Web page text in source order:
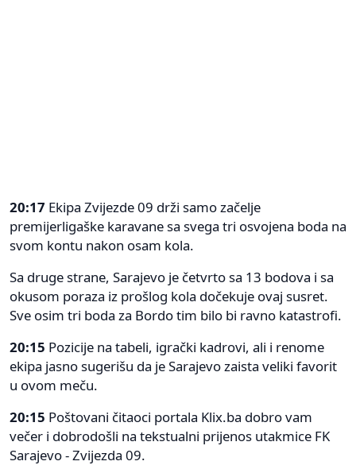
20:17 Ekipa Zvijezde 09 drži samo začelje
premijerligaške karavane sa svega tri osvojena boda na
svom kontu nakon osam kola.
Sa druge strane, Sarajevo je četvrto sa 13 bodova i sa
okusom poraza iz prošlog kola dočekuje ovaj susret.
Sve osim tri boda za Bordo tim bilo bi ravno katastrofi.
20:15 Pozicije na tabeli, igrački kadrovi, ali i renome
ekipa jasno sugerišu da je Sarajevo zaista veliki favorit
u ovom meču.
20:15 Poštovani čitaoci portala Klix.ba dobro vam
večer i dobrodošli na tekstualni prijenos utakmice FK
Sarajevo - Zvijezda 09.